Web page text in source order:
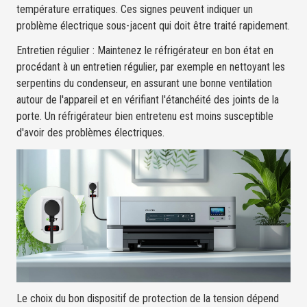
température erratiques. Ces signes peuvent indiquer un
problème électrique sous-jacent qui doit être traité rapidement.
Entretien régulier : Maintenez le réfrigérateur en bon état en
procédant à un entretien régulier, par exemple en nettoyant les
serpentins du condenseur, en assurant une bonne ventilation
autour de l'appareil et en vérifiant l'étanchéité des joints de la
porte. Un réfrigérateur bien entretenu est moins susceptible
d'avoir des problèmes électriques.
Le choix du bon dispositif de protection de la tension dépend